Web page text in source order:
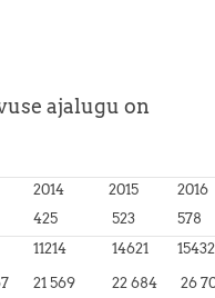
ajalugu on
2014 2015
2016
425 523
578
11214 14621 15432
21 569 22 684 26